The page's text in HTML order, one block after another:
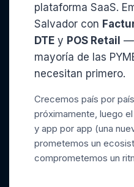
plataforma SaaS.
Salvador con
DTE y POS Retail —
mayoría de las
necesitan primero.
Crecemos país por
próximamente, luego
y app por app (una
prometemos un
comprometemos un